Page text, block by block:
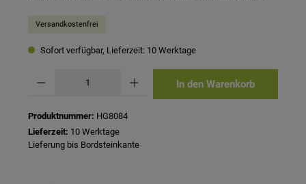
Versandkostenfrei
Sofort verfügbar, Lieferzeit: 10 Werktage
In den Warenkorb
Produktnummer: HG8084
Lieferzeit: 10 Werktage
Lieferung bis Bordsteinkante